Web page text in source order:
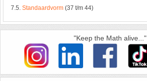
7.5. Standaardvorm (37 t/m 44)
"Keep the Math alive..."
23. Oppervlakte kegel
24. Oppervlakte parallellogram